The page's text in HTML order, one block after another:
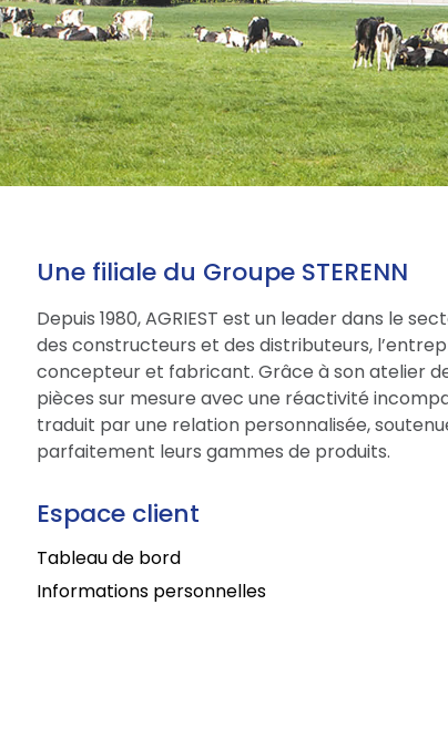
Une filiale du Groupe STERENN
Depuis 1980, AGRIEST est un leader dans le
des constructeurs et des distributeurs,
concepteur et fabricant. Grâce à son atelier
pièces sur mesure avec une réactivité
traduit par une relation personnalisée,
parfaitement leurs gammes de produits.
Espace client
Tableau de bord
Informations personnelles